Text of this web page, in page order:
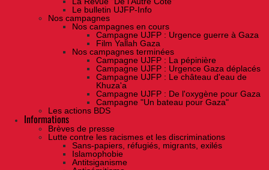
Le bulletin UJFP-Info
Nos campagnes
Nos campagnes en cours
Campagne UJFP : Urgence guerre à Gaza
Film Yallah Gaza
Nos campagnes terminées
Campagne UJFP : La pépinière
Campagne UJFP : Urgence Gaza déplacés
Campagne UJFP : Le château d'eau de
Khuza'a
Campagne UJFP : De l'oxygène pour Gaza
Campagne "Un bateau pour Gaza"
Les actions BDS
Informations
Brèves de presse
Lutte contre les racismes et les discriminations
Sans-papiers, réfugiés, migrants, exilés
Islamophobie
Antitsiganisme